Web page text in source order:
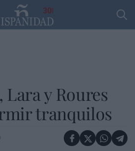
30
y Roures
tranquilos